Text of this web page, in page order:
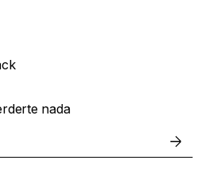
nada